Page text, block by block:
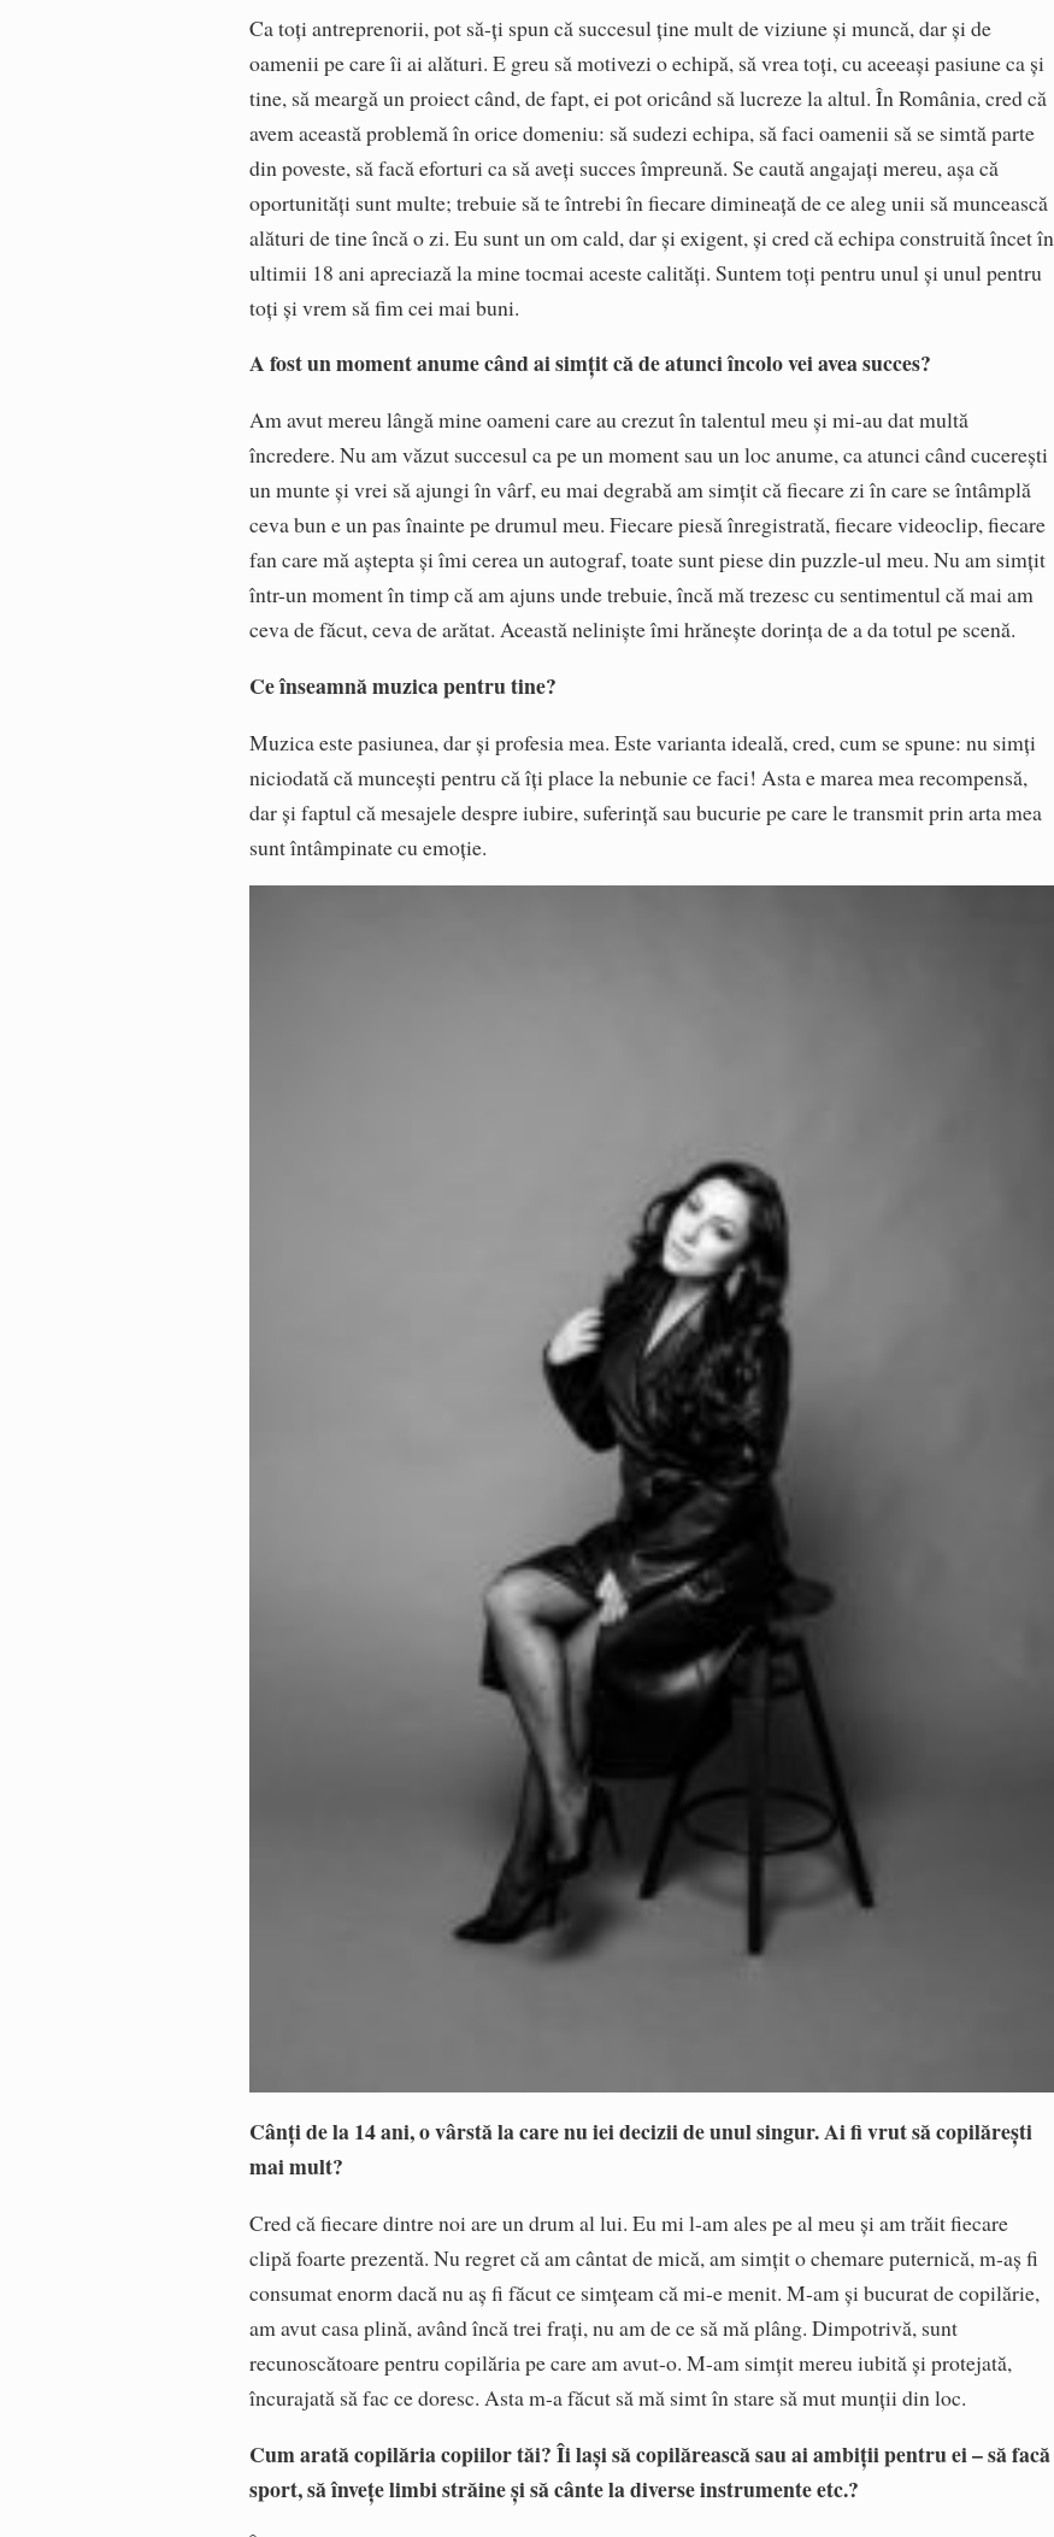
Ca toți antreprenorii, pot să-ți spun că succesul ține mult de viziune și muncă, dar și de
oamenii pe care îi ai alături. E greu să motivezi o echipă, să vrea toți, cu aceeași pasiune ca și
tine, să meargă un proiect când, de fapt, ei pot oricând să lucreze la altul. În România, cred că
avem această problemă în orice domeniu: să sudezi echipa, să faci oamenii să se simtă parte
din poveste, să facă eforturi ca să aveți succes împreună. Se caută angajați mereu, așa că
oportunități sunt multe; trebuie să te întrebi în fiecare dimineață de ce aleg unii să muncească
alături de tine încă o zi. Eu sunt un om cald, dar și exigent, și cred că echipa construită încet în
ultimii 18 ani apreciază la mine tocmai aceste calități. Suntem toți pentru unul și unul pentru
toți și vrem să fim cei mai buni.
A fost un moment anume când ai simțit că de atunci încolo vei avea succes?
Am avut mereu lângă mine oameni care au crezut în talentul meu și mi-au dat multă
încredere. Nu am văzut succesul ca pe un moment sau un loc anume, ca atunci când cucerești
un munte și vrei să ajungi în vârf, eu mai degrabă am simțit că fiecare zi în care se întâmplă
ceva bun e un pas înainte pe drumul meu. Fiecare piesă înregistrată, fiecare videoclip, fiecare
fan care mă aștepta și îmi cerea un autograf, toate sunt piese din puzzle-ul meu. Nu am simțit
într-un moment în timp că am ajuns unde trebuie, încă mă trezesc cu sentimentul că mai am
ceva de făcut, ceva de arătat. Această neliniște îmi hrănește dorința de a da totul pe scenă.
Ce înseamnă muzica pentru tine?
Muzica este pasiunea, dar și profesia mea. Este varianta ideală, cred, cum se spune: nu simți
niciodată că muncești pentru că îți place la nebunie ce faci! Asta e marea mea recompensă,
dar și faptul că mesajele despre iubire, suferință sau bucurie pe care le transmit prin arta mea
sunt întâmpinate cu emoție.
Cânți de la 14 ani, o vârstă la care nu iei decizii de unul singur. Ai fi vrut să copilărești
mai mult?
Cred că fiecare dintre noi are un drum al lui. Eu mi l-am ales pe al meu și am trăit fiecare
clipă foarte prezentă. Nu regret că am cântat de mică, am simțit o chemare puternică, m-aș fi
consumat enorm dacă nu aș fi făcut ce simțeam că mi-e menit. M-am și bucurat de copilărie,
am avut casa plină, având încă trei frați, nu am de ce să mă plâng. Dimpotrivă, sunt
recunoscătoare pentru copilăria pe care am avut-o. M-am simțit mereu iubită și protejată,
încurajată să fac ce doresc. Asta m-a făcut să mă simt în stare să mut munții din loc.
Cum arată copilăria copiilor tăi? Îi lași să copilărească sau ai ambiții pentru ei – să facă
sport, să învețe limbi străine și să cânte la diverse instrumente etc.?